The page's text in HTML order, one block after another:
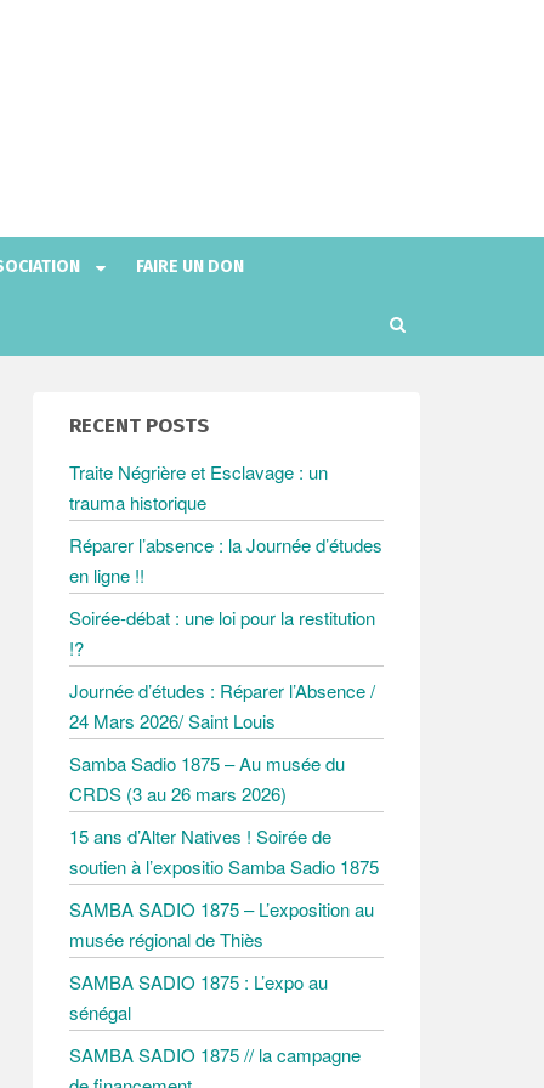
FAIRE UN DON
e
RECENT POSTS
Traite Négrière et Esclavage : un
trauma historique
Réparer l’absence : la Journée d’études
en ligne !!
Soirée-débat : une loi pour la restitution
!?
Journée d’études : Réparer l’Absence /
24 Mars 2026/ Saint Louis
Samba Sadio 1875 – Au musée du
CRDS (3 au 26 mars 2026)
15 ans d’Alter Natives ! Soirée de
soutien à l’expositio Samba Sadio 1875
SAMBA SADIO 1875 – L’exposition au
musée régional de Thiès
SAMBA SADIO 1875 : L’expo au
sénégal
SAMBA SADIO 1875 // la campagne